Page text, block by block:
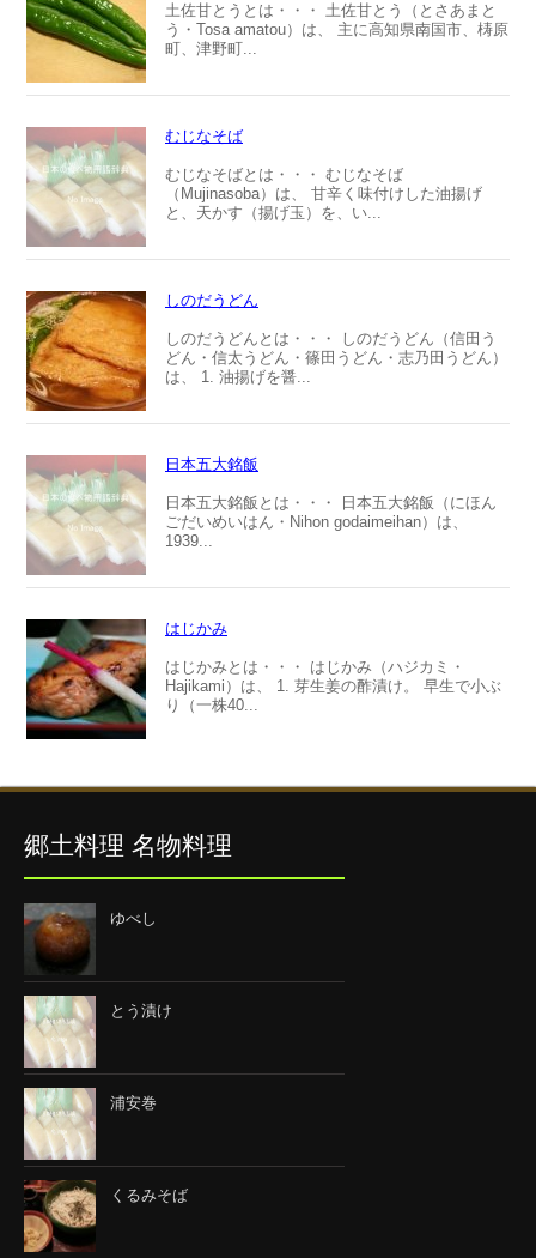
土佐甘とうとは・・・ 土佐甘とう（とさあまと
う・Tosa amatou）は、 主に高知県南国市、梼原
町、津野町...
むじなそば
むじなそばとは・・・ むじなそば
（Mujinasoba）は、 甘辛く味付けした油揚げ
と、天かす（揚げ玉）を、い...
しのだうどん
しのだうどんとは・・・ しのだうどん（信田う
どん・信太うどん・篠田うどん・志乃田うどん）
は、 1. 油揚げを醤...
日本五大銘飯
日本五大銘飯とは・・・ 日本五大銘飯（にほん
ごだいめいはん・Nihon godaimeihan）は、
1939...
はじかみ
はじかみとは・・・ はじかみ（ハジカミ・
Hajikami）は、 1. 芽生姜の酢漬け。 早生で小ぶ
り（一株40...
郷土料理 名物料理
ゆべし
とう漬け
浦安巻
くるみそば